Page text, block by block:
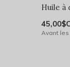
Huile à
Avant